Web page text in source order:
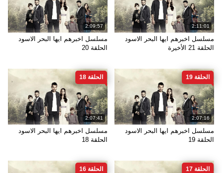
2:11:01
مسلسل اخبرهم ايها البحر الاسود
الحلقة 21 الأخيرة
2:09:57
مسلسل اخبرهم ايها البحر الاسود
الحلقة 20
2:07:16
الحلقة 19
مسلسل اخبرهم ايها البحر الاسود
الحلقة 19
2:07:41
الحلقة 18
مسلسل اخبرهم ايها البحر الاسود
الحلقة 18
الحلقة 17 الحلقة 16